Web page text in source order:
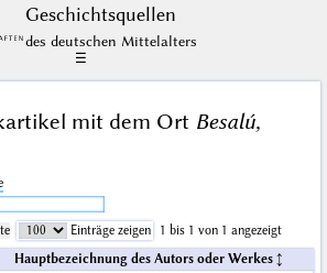
Geschichts­quellen
des deutschen Mittelalters
☰
mit dem Ort Besalú,
Einträge zeigen
1 bis 1 von 1 angezeigt
Hauptbezeichnung des Autors oder Werkes